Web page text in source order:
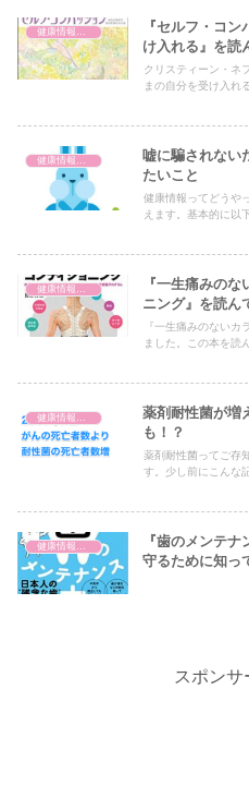
健康情報の読み解き・考え方
『セルフ・コ
け入れる』を読
クリスティーン・ネ
まの自分を受け入れ
健康情報の読み解き・考え方
嘘に騙されない
たいこと
健康情報ってどうや
えます。基本的に以
『一生痛みの
ニング』を読ん
『一生痛みのないカ
ました。この本を読
薬剤耐性菌が増
も！？
薬剤耐性菌ってご存
す。少し前にこん
『歯のメンテ
守るために知っ
スポンサ